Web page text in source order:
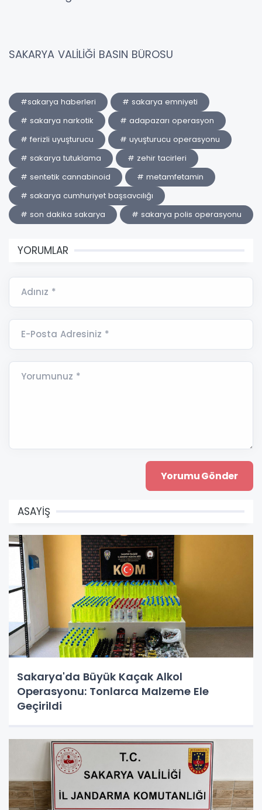
SAKARYA VALİLİĞİ BASIN BÜROSU
#sakarya haberleri
# sakarya emniyeti
# sakarya narkotik
# adapazarı operasyon
# ferizli uyuşturucu
# uyuşturucu operasyonu
# sakarya tutuklama
# zehir tacirleri
# sentetik cannabinoid
# metamfetamin
# sakarya cumhuriyet başsavcılığı
# son dakika sakarya
# sakarya polis operasyonu
YORUMLAR
Adınız *
E-Posta Adresiniz *
Yorumunuz *
ASAYİŞ
Sakarya'da Büyük Kaçak Alkol
Operasyonu: Tonlarca Malzeme Ele
Geçirildi